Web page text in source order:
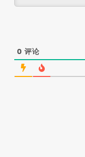
0 评论